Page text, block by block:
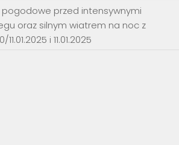
pogodowe przed intensywnymi
oraz silnym wiatrem na noc z
11.01.2025 i 11.01.2025